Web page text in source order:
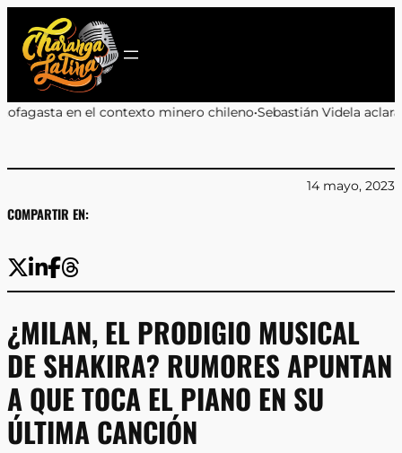
contenido
minero chileno•Sebastián Videla aclara que propuesta
COMPARTIR EN:
14 mayo, 2023
¿MILAN, EL PRODIGIO MUSICAL
DE SHAKIRA? RUMORES APUNTAN
A QUE TOCA EL PIANO EN SU
ÚLTIMA CANCIÓN